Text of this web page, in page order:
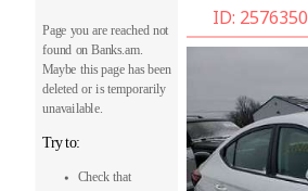
ID: 2576350